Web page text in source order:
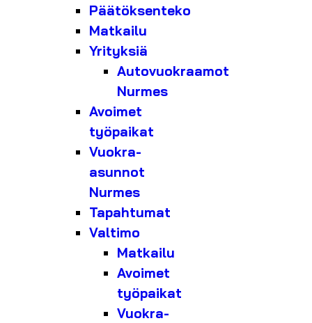
Päätöksenteko
Matkailu
Yrityksiä
Autovuokraamot
Nurmes
Avoimet
työpaikat
Vuokra-
asunnot
Nurmes
Tapahtumat
Valtimo
Matkailu
Avoimet
työpaikat
Vuokra-